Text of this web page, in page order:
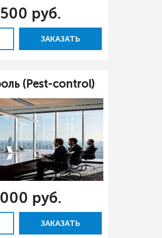
руб.
ЗАКАЗАТЬ
(Pest-control)
руб.
ЗАКАЗАТЬ